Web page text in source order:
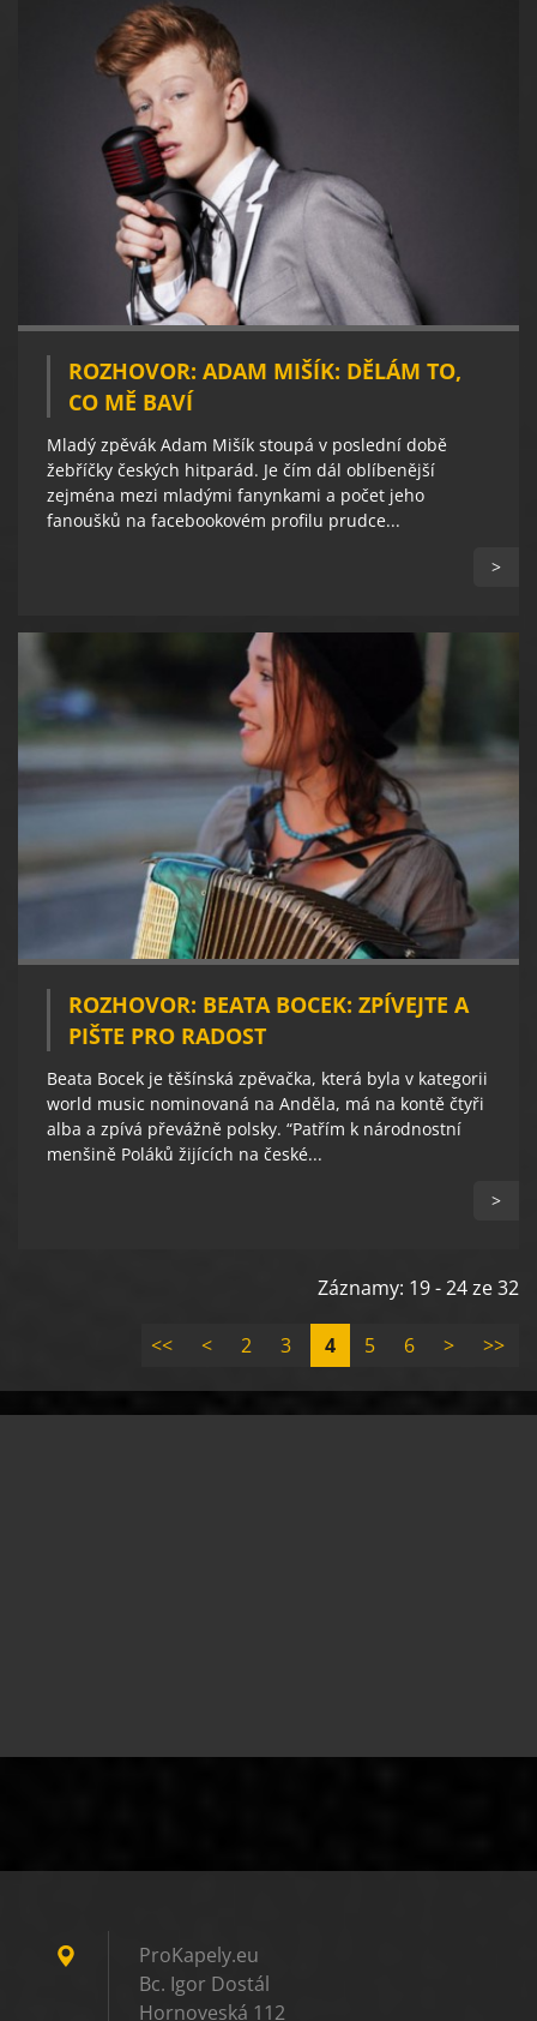
ROZHOVOR: ADAM MIŠÍK: DĚLÁM TO,
CO MĚ BAVÍ
Mladý zpěvák Adam Mišík stoupá v poslední době
žebříčky českých hitparád. Je čím dál oblíbenější
zejména mezi mladými fanynkami a počet jeho
fanoušků na facebookovém profilu prudce...
>
ROZHOVOR: BEATA BOCEK: ZPÍVEJTE A
PIŠTE PRO RADOST
Beata Bocek je těšínská zpěvačka, která byla v kategorii
world music nominovaná na Anděla, má na kontě čtyři
alba a zpívá převážně polsky. “Patřím k národnostní
menšině Poláků žijících na české...
>
Záznamy: 19 - 24 ze 32
<< < 2 3 4 5 6 > >>
ProKapely.eu
Bc. Igor Dostál
Hornoveská 112